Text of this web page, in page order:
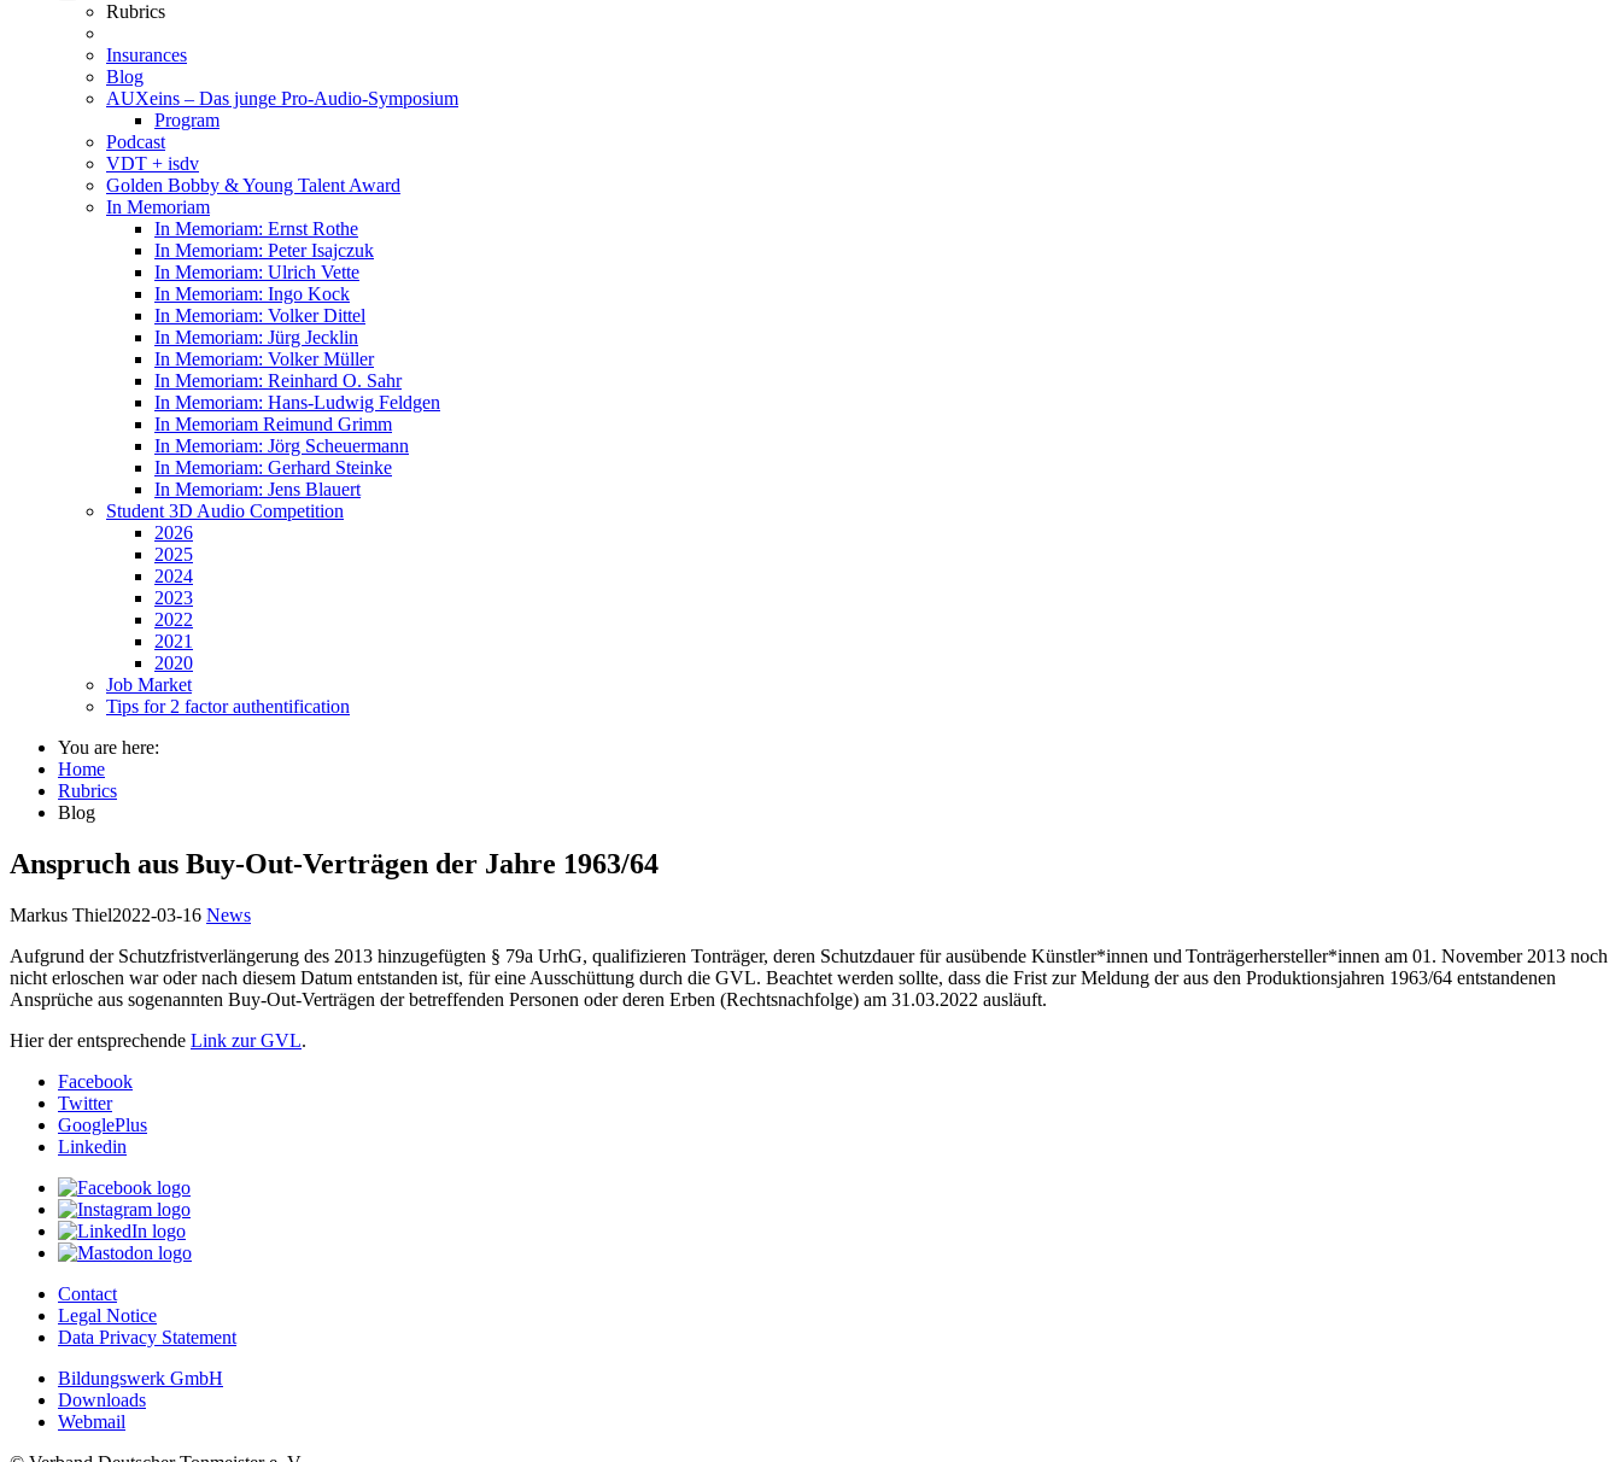
Rubrics
Insurances
Blog
AUXeins – Das junge Pro-Audio-Symposium
Program
Podcast
VDT + isdv
Golden Bobby & Young Talent Award
In Memoriam
In Memoriam: Ernst Rothe
In Memoriam: Peter Isajczuk
In Memoriam: Ulrich Vette
In Memoriam: Ingo Kock
In Memoriam: Volker Dittel
In Memoriam: Jürg Jecklin
In Memoriam: Volker Müller
In Memoriam: Reinhard O. Sahr
In Memoriam: Hans-Ludwig Feldgen
In Memoriam Reimund Grimm
In Memoriam: Jörg Scheuermann
In Memoriam: Gerhard Steinke
In Memoriam: Jens Blauert
Student 3D Audio Competition
2026
2025
2024
2023
2022
2021
2020
Job Market
Tips for 2 factor authentification
You are here:
Home
Rubrics
Blog
Anspruch aus Buy-Out-Verträgen der Jahre 1963/64
Markus Thiel2022-03-16 News
Aufgrund der Schutzfristverlängerung des 2013 hinzugefügten § 79a UrhG, qualifizieren Tonträger, deren Schutzdauer für ausübende Künstler*innen und Tonträgerhersteller*innen am 01. November 2013 noch
nicht erloschen war oder nach diesem Datum entstanden ist, für eine Ausschüttung durch die GVL. Beachtet werden sollte, dass die Frist zur Meldung der aus den Produktionsjahren 1963/64 entstandenen
Ansprüche aus sogenannten Buy-Out-Verträgen der betreffenden Personen oder deren Erben (Rechtsnachfolge) am 31.03.2022 ausläuft.
Hier der entsprechende Link zur GVL.
Facebook
Twitter
GooglePlus
Linkedin
Contact
Legal Notice
Data Privacy Statement
Bildungswerk GmbH
Downloads
Webmail